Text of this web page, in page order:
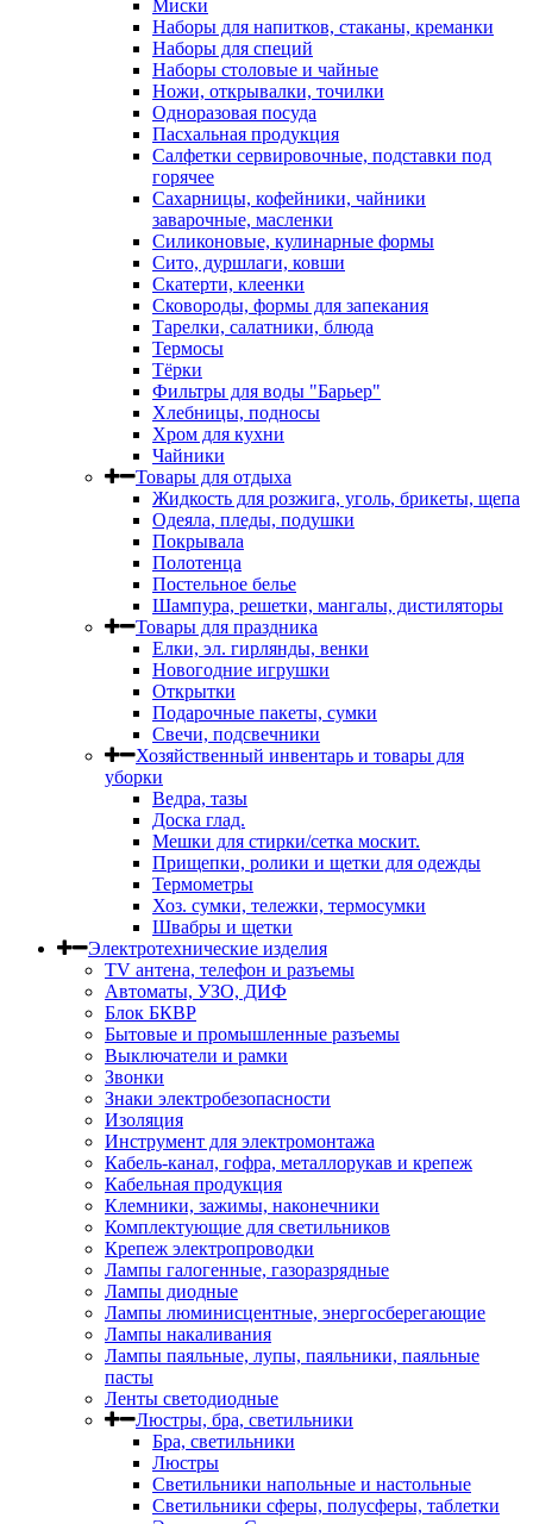
Миски
Наборы для напитков, стаканы, креманки
Наборы для специй
Наборы столовые и чайные
Ножи, открывалки, точилки
Одноразовая посуда
Пасхальная продукция
Салфетки сервировочные, подставки под
горячее
Сахарницы, кофейники, чайники
заварочные, масленки
Силиконовые, кулинарные формы
Сито, дуршлаги, ковши
Скатерти, клеенки
Сковороды, формы для запекания
Тарелки, салатники, блюда
Термосы
Тёрки
Фильтры для воды "Барьер"
Хлебницы, подносы
Хром для кухни
Чайники
Товары для отдыха
Жидкость для розжига, уголь, брикеты, щепа
Одеяла, пледы, подушки
Покрывала
Полотенца
Постельное белье
Шампура, решетки, мангалы, дистиляторы
Товары для праздника
Елки, эл. гирлянды, венки
Новогодние игрушки
Открытки
Подарочные пакеты, сумки
Свечи, подсвечники
Хозяйственный инвентарь и товары для
уборки
Ведра, тазы
Доска глад.
Мешки для стирки/сетка москит.
Прищепки, ролики и щетки для одежды
Термометры
Хоз. сумки, тележки, термосумки
Швабры и щетки
Электротехнические изделия
TV aнтена, телефон и разъемы
Автоматы, УЗО, ДИФ
Блок БКВР
Бытовые и промышленные разъемы
Выключатели и рамки
Звонки
Знаки электробезопасности
Изоляция
Инструмент для электромонтажа
Кабель-канал, гофра, металлорукав и крепеж
Кабельная продукция
Клемники, зажимы, наконечники
Комплектующие для светильников
Крепеж электропроводки
Лампы галогенные, газоразрядные
Лампы диодные
Лампы люминисцентные, энергосберегающие
Лампы накаливания
Лампы паяльные, лупы, паяльники, паяльные
пасты
Ленты светодиодные
Люстры, бра, светильники
Бра, светильники
Люстры
Светильники напольные и настольные
Светильники сферы, полусферы, таблетки